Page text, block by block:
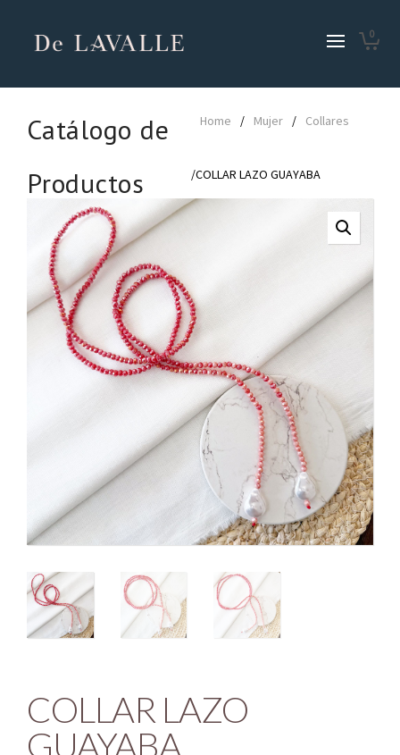
0
Catálogo de
Productos
Home / Mujer / Collares
/COLLAR LAZO GUAYABA
COLLAR LAZO
GUAYABA